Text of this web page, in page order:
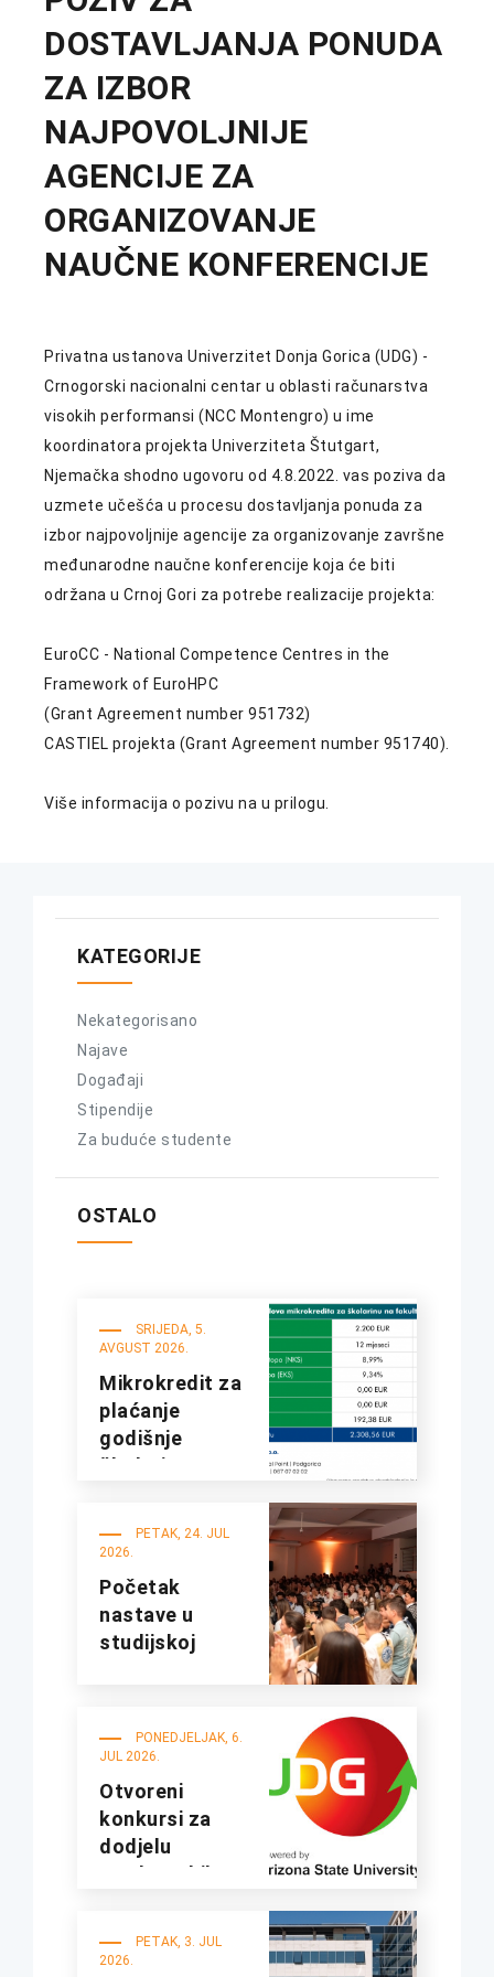
DOSTAVLJANJA PONUDA
ZA IZBOR
NAJPOVOLJNIJE
AGENCIJE ZA
ORGANIZOVANJE
NAUČNE KONFERENCIJE
Privatna ustanova Univerzitet Donja Gorica (UDG) -
Crnogorski nacionalni centar u oblasti računarstva
visokih performansi (NCC Montengro) u ime
koordinatora projekta Univerziteta Štutgart,
Njemačka shodno ugovoru od 4.8.2022. vas poziva da
uzmete učešća u procesu dostavljanja ponuda za
izbor najpovoljnije agencije za organizovanje završne
međunarodne naučne konferencije koja će biti
održana u Crnoj Gori za potrebe realizacije projekta:
EuroCC - National Competence Centres in the
Framework of EuroHPC
(Grant Agreement number 951732)
CASTIEL projekta (Grant Agreement number 951740).
Više informacija o pozivu na u prilogu.
KATEGORIJE
Nekategorisano
Najave
Događaji
Stipendije
Za buduće studente
OSTALO
SRIJEDA, 5.
AVGUST 2026.
Mikrokredit za
plaćanje
godišnje
školarine na
PETAK, 24. JUL
2026.
Početak
nastave u
studijskoj
PONEDJELJAK, 6.
JUL 2026.
Otvoreni
konkursi za
dodjelu
studentskih
studijsku
PETAK, 3. JUL
2026.